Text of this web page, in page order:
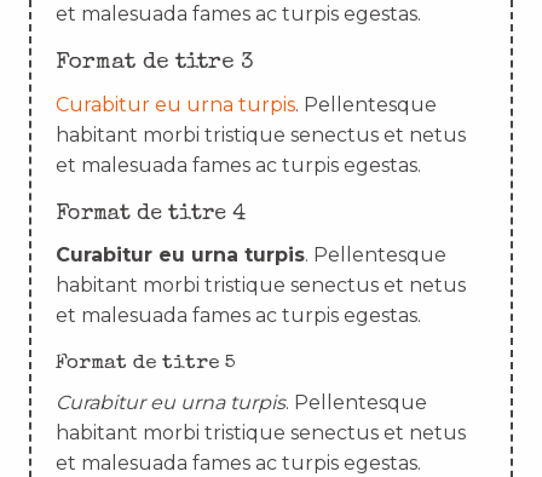
et malesuada fames ac turpis egestas.
Format de titre 3
Curabitur eu urna turpis. Pellentesque
habitant morbi tristique senectus et netus
et malesuada fames ac turpis egestas.
Format de titre 4
Curabitur eu urna turpis. Pellentesque
habitant morbi tristique senectus et netus
et malesuada fames ac turpis egestas.
Format de titre 5
Curabitur eu urna turpis. Pellentesque
habitant morbi tristique senectus et netus
et malesuada fames ac turpis egestas.